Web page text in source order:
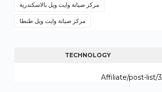
مركز صيانة وايت ويل بالاسكندرية
مركز صيانة وايت ويل طنطا
TECHNOLOGY
3/Affiliate/post-list